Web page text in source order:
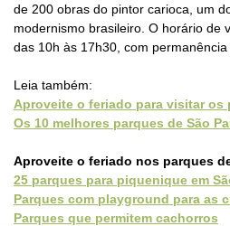
de 200 obras do pintor carioca, um
modernismo brasileiro. O horário de
das 10h às 17h30, com permanência
Leia também:
Aproveite o feriado para visitar os
Os 10 melhores parques de São
Aproveite o feriado nos parques
25 parques para piquenique em
Parques com playground para as
Parques que permitem cachorros